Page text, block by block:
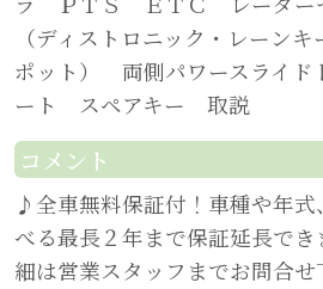
（ディストロニック・レーン
ポット） 両側パワースライ
ート スペアキー 取説
コメント
♪全車無料保証付！車種や年
べる最長２年まで保証延長で
細は営業スタッフまでお問合